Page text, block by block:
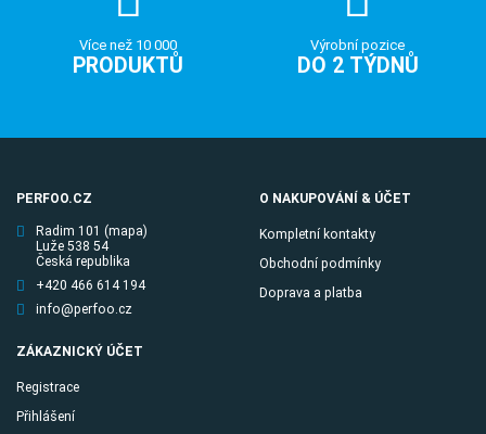
Více než 10 000
PRODUKTŮ
Výrobní pozice
DO 2 TÝDNŮ
PERFOO.CZ
Radim 101 (mapa)
Luže 538 54
Česká republika
+420 466 614 194
info@perfoo.cz
O NAKUPOVÁNÍ & ÚČET
Kompletní kontakty
Obchodní podmínky
Doprava a platba
ZÁKAZNICKÝ ÚČET
Registrace
Přihlášení